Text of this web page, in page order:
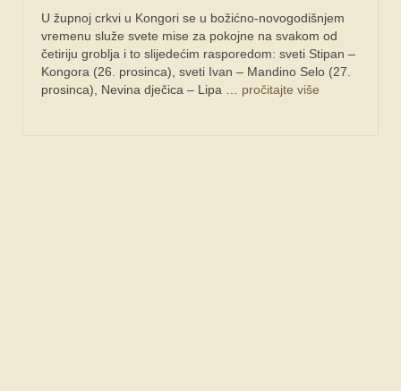
U župnoj crkvi u Kongori se u božićno-novogodišnjem
vremenu služe svete mise za pokojne na svakom od
četiriju groblja i to slijedećim rasporedom: sveti Stipan –
Kongora (26. prosinca), sveti Ivan – Mandino Selo (27.
prosinca), Nevina dječica – Lipa … pročitajte više